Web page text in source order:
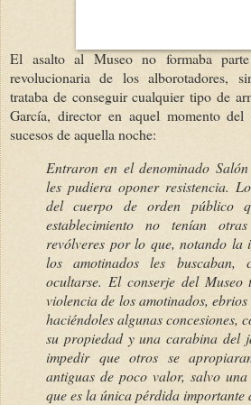
El asalto al Museo no formaba
revolucionaria de los alborotadores,
trataba de conseguir cualquier tipo de
García, director en aquel momento
sucesos de aquella noche:
Entraron en el denominado
les pudiera oponer resistencia.
del cuerpo de orden público
establecimiento no tenían
revólveres por lo que, notando la
los amotinados les buscaban,
ocultarse. El conserje del
violencia de los amotinados,
haciéndoles algunas concesiones,
su propiedad y una carabina del
impedir que otros se
antiguas de poco valor, salvo
que es la única pérdida importante